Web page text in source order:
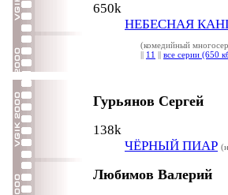
650k
НЕБЕСНАЯ
(комедийный
11 все серии (650
Гурьянов Сергей
138k
ЧЁРНЫЙ ПИАР
Любимов Валерий